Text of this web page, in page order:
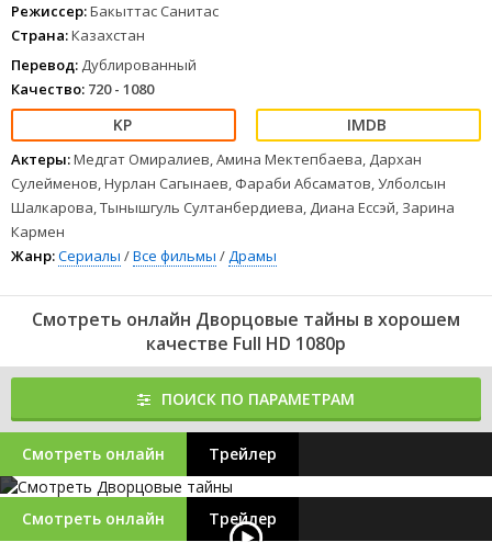
Режиссер:Бакыттас Санитас
Страна:Казахстан
Перевод: Дублированный
Качество: 720 - 1080
Актеры:Медгат Омиралиев, Амина Мектепбаева, Дархан
Сулейменов, Нурлан Сагынаев, Фараби Абсаматов, Улболсын
Шалкарова, Тынышгуль Султанбердиева, Диана Ессэй, Зарина
Кармен
Жанр:Сериалы /Все фильмы /Драмы
Смотреть онлайн Дворцовые тайны в хорошем
качестве Full HD 1080p
ПОИСК ПО ПАРАМЕТРАМ
Смотреть онлайн Трейлер
Смотреть онлайн Трейлер